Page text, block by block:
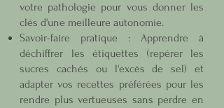
votre pathologie pour vous donner les
clés d'une meilleure autonomie.
Savoir-faire pratique : Apprendre à
déchiffrer les étiquettes (repérer les
sucres cachés ou l'excès de sel) et
adapter vos recettes préférées pour les
rendre plus vertueuses sans perdre en